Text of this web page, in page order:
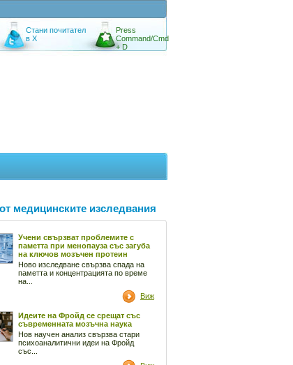
Стани почитател
в X
Press
Command/Cmd
+ D
медицинските изследвания
Учени свързват проблемите с
паметта при менопауза със загуба
на ключов мозъчен протеин
Ново изследване свързва спада на
паметта и концентрацията по време
на...
Виж
Идеите на Фройд се срещат със
съвременната мозъчна наука
Нов научен анализ свързва стари
психоаналитични идеи на Фройд
със...